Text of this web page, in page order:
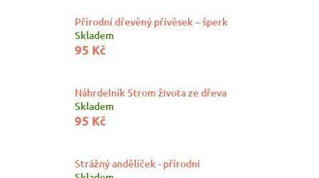
Přírodní dřevěný přívěsek – šperk
Skladem
95 Kč
Náhrdelník Strom života ze dřeva
Skladem
95 Kč
Strážný andělíček - přírodní